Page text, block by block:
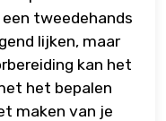
tweedehands
lijken, maar
kan het
het bepalen
maken van je